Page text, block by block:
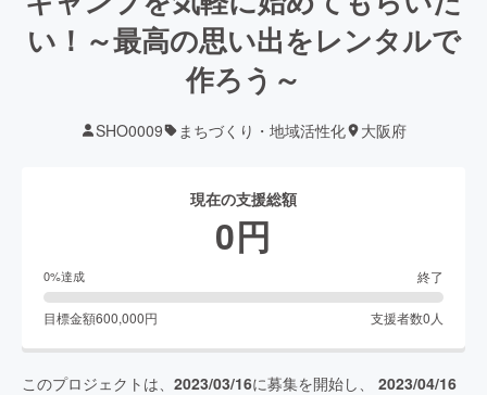
い！～最高の思い出をレンタルで
作ろう～
SHO0009 まちづくり・地域活性化 大阪府
現在の支援総額
0円
0%達成 終了
目標金額600,000円 支援者数0 人
このプロジェクトは、 2023/03/16に募集を開始し、 2023/04/16